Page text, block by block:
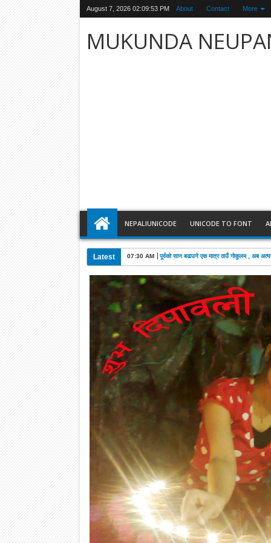
August 7, 2026 02:09:54 PM About Contact More
MUKUNDA
NEPALIUNICODE UNICODE TO FONT
Latest 03:28 AM खड्काको निधनमा कांग्रेसले पाँच दिन शोक मनाउने: